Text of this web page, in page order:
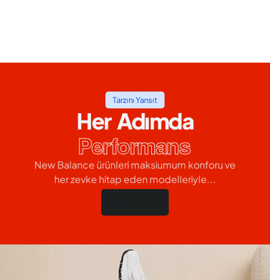
Tarzını Yansıt
Her Adımda
Performans
New Balance ürünleri maksiumum konforu ve
her zevke hitap eden modelleriyle...